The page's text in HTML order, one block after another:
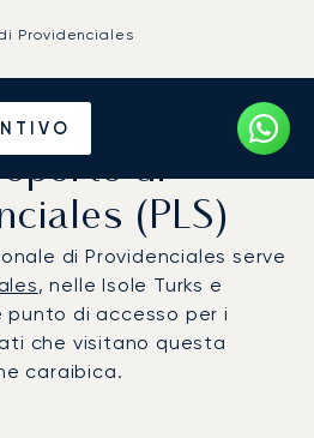
Providenciales
privato per
di
(PLS)
di Providenciales serve
, nelle Isole Turks e
punto di accesso per i
che visitano questa
caraibica.